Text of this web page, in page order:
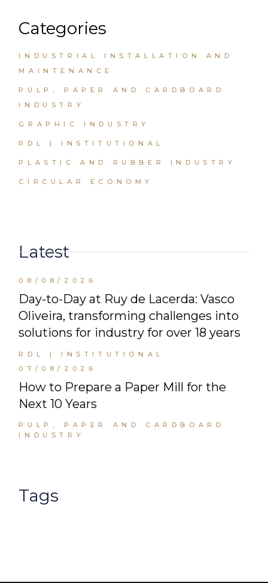
Categories
INDUSTRIAL INSTALLATION AND
MAINTENANCE
PULP, PAPER AND CARDBOARD
INDUSTRY
GRAPHIC INDUSTRY
RDL | INSTITUTIONAL
PLASTIC AND RUBBER INDUSTRY
CIRCULAR ECONOMY
Latest
08/08/2026
Day-to-Day at Ruy de Lacerda: Vasco
Oliveira, transforming challenges into
solutions for industry for over 18 years
RDL | INSTITUTIONAL
07/08/2026
How to Prepare a Paper Mill for the
Next 10 Years
PULP, PAPER AND CARDBOARD
INDUSTRY
Tags